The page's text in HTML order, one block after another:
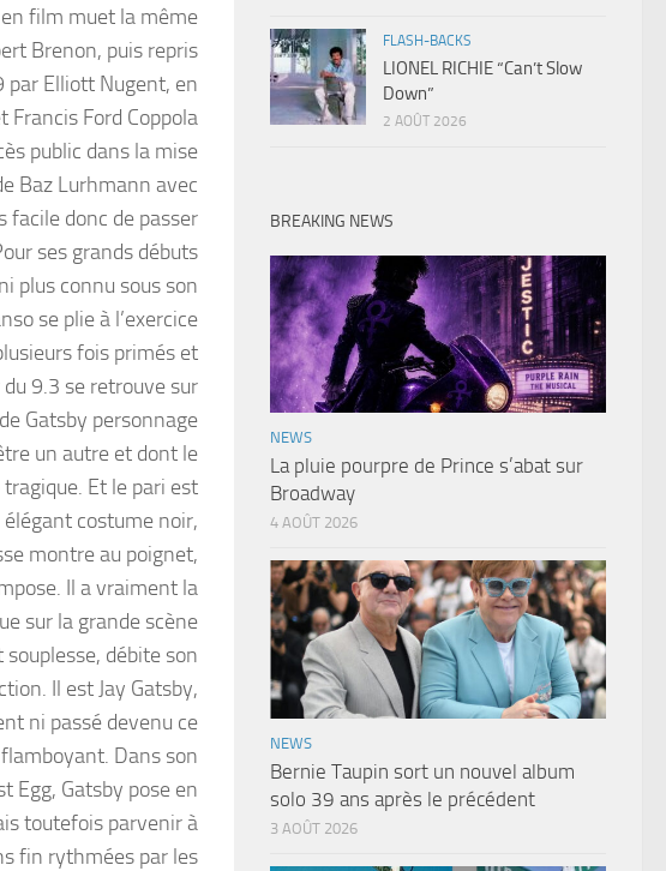
film muet la même
Brenon, puis repris
par Elliott Nugent, en
Francis Ford Coppola
public dans la mise
Baz Lurhmann avec
facile donc de passer
ses grands débuts
plus connu sous son
se plie à l’exercice
fois primés et
9.3 se retrouve sur
Gatsby personnage
un autre et dont le
Et le pari est
costume noir,
montre au poignet,
Il a vraiment la
sur la grande scène
débite son
Il est Jay Gatsby,
ni passé devenu ce
Dans son
Egg, Gatsby pose en
toutefois parvenir à
fin rythmées par les
FLASH-BACKS
LIONEL RICHIE “Can’t Slow
Down”
2 AOÛT 2026
BREAKING NEWS
NEWS
La pluie pourpre de Prince s’abat sur
Broadway
4 AOÛT 2026
NEWS
Bernie Taupin sort un nouvel album
solo 39 ans après le précédent
3 AOÛT 2026